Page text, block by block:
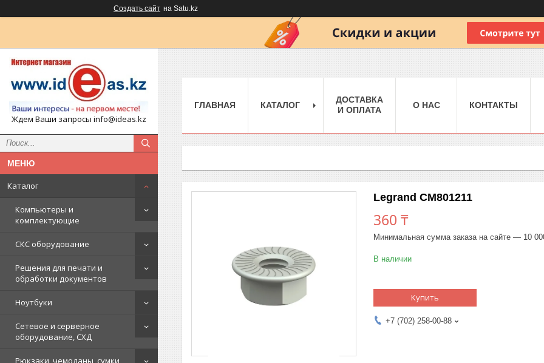
Создать сайт на Satu.kz
Ждем Ваши запросы info@ideas.kz
Каталог
Компьютеры и
комплектующие
СКС оборудование
Решения для печати и
обработки документов
Ноутбуки
Сетевое и серверное
оборудование, СХД
Рюкзаки, чемоданы, сумки
ГЛАВНАЯ КАТАЛОГ
ДОСТАВКА
И ОПЛАТА
О НАС КОНТАКТЫ
Legrand CM801211
360 ₸
Минимальная сумма заказа на сайте — 10
В наличии
Купить
+7 (702) 258-00-88